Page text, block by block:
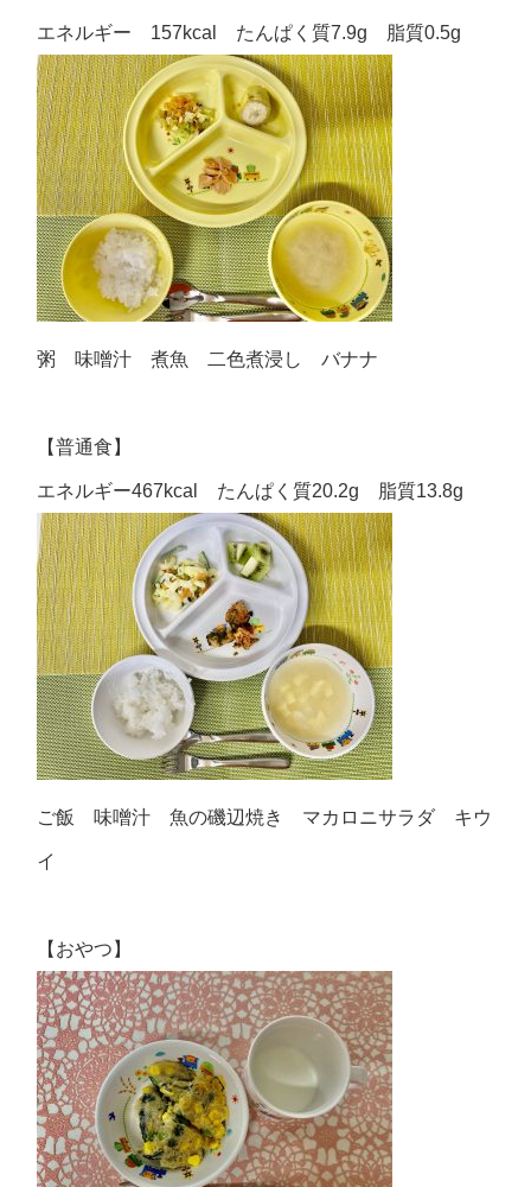
エネルギー 157kcal たんぱく質7.9g 脂質0.5g
粥 味噌汁 煮魚 二色煮浸し バナナ
【普通食】
エネルギー467kcal たんぱく質20.2g 脂質13.8g
ご飯 味噌汁 魚の磯辺焼き マカロニサラダ キウ
イ
【おやつ】